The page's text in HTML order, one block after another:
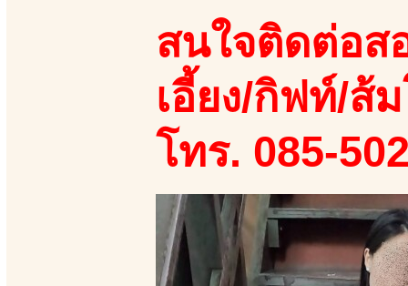
สนใจติดต่อส
เอี้ยง/กิฟท์/ส้
โทร. 085-